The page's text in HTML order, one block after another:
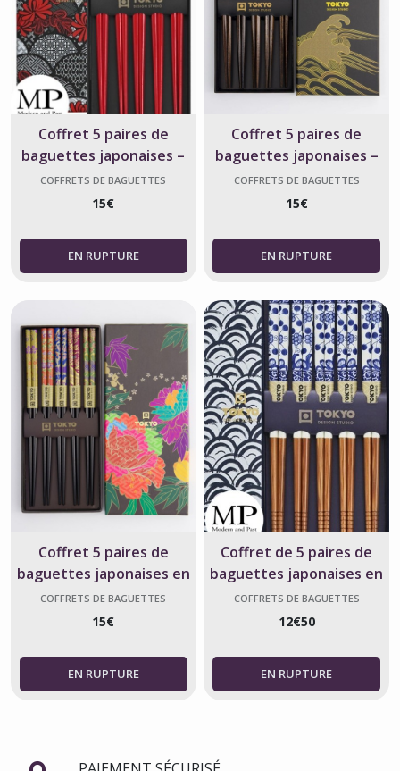
Coffret 5 paires de
baguettes japonaises –
nature japonaise – Tokyo
Design
COFFRETS DE BAGUETTES
15€
Coffret 5 paires de
baguettes japonaises –
bois et doré – Tokyo
Design
COFFRETS DE BAGUETTES
15€
Coffret 5 paires de
baguettes japonaises en
bois noir – fleurs de
pivoine – Tokyo Design
COFFRETS DE BAGUETTES
15€
Coffret de 5 paires de
baguettes japonaises en
bois – fleurs et vagues du
Japon
COFFRETS DE BAGUETTES
12€50